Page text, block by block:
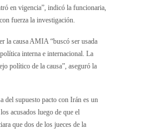
en vigencia”, indicó la funcionaria,
fuerza la investigación.
la causa AMIA “buscó ser usada
interna e internacional. La
político de la causa”, aseguró la
del supuesto pacto con Irán es un
acusados luego de que el
que dos de los jueces de la